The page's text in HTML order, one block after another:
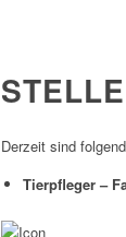
Derzeit sind
Tierpfleger –